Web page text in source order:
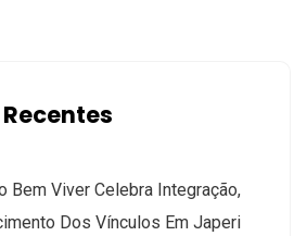
Bem Viver Celebra Integração,
Dos Vínculos Em Japeri